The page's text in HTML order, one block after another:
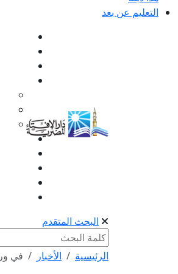
التعليم عن بعد
البحث المتقدم
الرئيسية الأخبار
في